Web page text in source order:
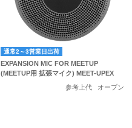
通常2～3営業日出荷
EXPANSION MIC FOR MEETUP
(MEETUP用 拡張マイク) MEET-UPEX
参考上代
オープン